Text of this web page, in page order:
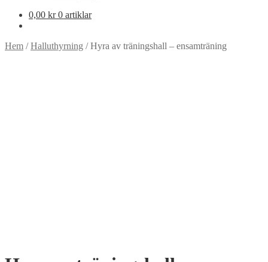
0,00 kr 0 artiklar
Hem /Halluthyrning /Hyra av träningshall – ensamträning